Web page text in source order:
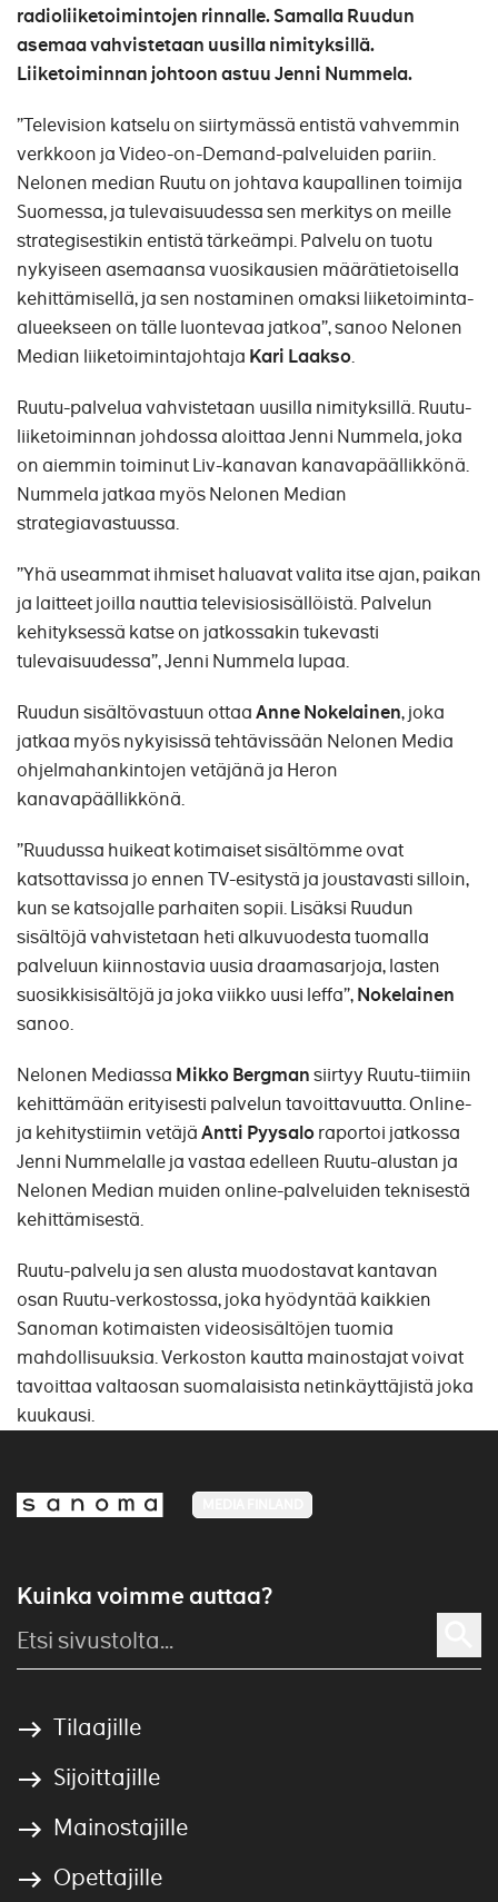
radioliiketoimintojen rinnalle. Samalla Ruudun
asemaa vahvistetaan uusilla nimityksillä.
Liiketoiminnan johtoon astuu Jenni Nummela.
”Television katselu on siirtymässä entistä vahvemmin
verkkoon ja Video-on-Demand-palveluiden pariin.
Nelonen median Ruutu on johtava kaupallinen toimija
Suomessa, ja tulevaisuudessa sen merkitys on meille
strategisestikin entistä tärkeämpi. Palvelu on tuotu
nykyiseen asemaansa vuosikausien määrätietoisella
kehittämisellä, ja sen nostaminen omaksi liiketoiminta-
alueekseen on tälle luontevaa jatkoa”, sanoo Nelonen
Median liiketoimintajohtaja Kari Laakso.
Ruutu-palvelua vahvistetaan uusilla nimityksillä. Ruutu-
liiketoiminnan johdossa aloittaa Jenni Nummela, joka
on aiemmin toiminut Liv-kanavan kanavapäällikkönä.
Nummela jatkaa myös Nelonen Median
strategiavastuussa.
”Yhä useammat ihmiset haluavat valita itse ajan, paikan
ja laitteet joilla nauttia televisiosisällöistä. Palvelun
kehityksessä katse on jatkossakin tukevasti
tulevaisuudessa”, Jenni Nummela lupaa.
Ruudun sisältövastuun ottaaAnne Nokelainen, joka
jatkaa myös nykyisissä tehtävissään Nelonen Media
ohjelmahankintojen vetäjänä ja Heron
kanavapäällikkönä.
”Ruudussa huikeat kotimaiset sisältömme ovat
katsottavissa jo ennen TV-esitystä ja joustavasti silloin,
kun se katsojalle parhaiten sopii. Lisäksi Ruudun
sisältöjä vahvistetaan heti alkuvuodesta tuomalla
palveluun kiinnostavia uusia draamasarjoja, lasten
suosikkisisältöjä ja joka viikko uusi leffa”,Nokelainen
sanoo.
Nelonen Mediassa Mikko Bergmansiirtyy Ruutu-tiimiin
kehittämään erityisesti palvelun tavoittavuutta. Online-
ja kehitystiimin vetäjäAntti Pyysaloraportoi jatkossa
Jenni Nummelalle ja vastaa edelleen Ruutu-alustan ja
Nelonen Median muiden online-palveluiden teknisestä
kehittämisestä.
Ruutu-palvelu ja sen alusta muodostavat kantavan
osan Ruutu-verkostossa, joka hyödyntää kaikkien
Sanoman kotimaisten videosisältöjen tuomia
mahdollisuuksia. Verkoston kautta mainostajat voivat
tavoittaa valtaosan suomalaisista netinkäyttäjistä joka
kuukausi.
Kuinka voimme auttaa?
Tilaajille
Sijoittajille
Mainostajille
Opettajille